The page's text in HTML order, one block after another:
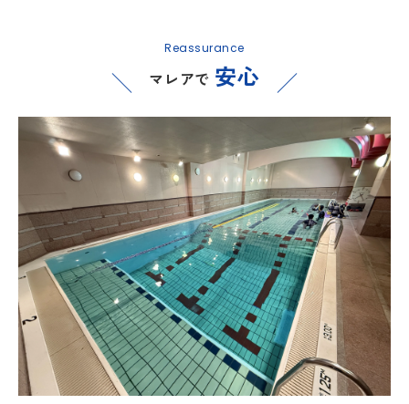
Reassurance
マレアで 安心